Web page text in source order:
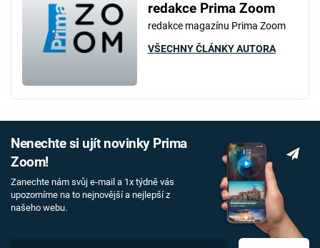
redakce Prima Zoom
redakce magazínu Prima Zoom
VŠECHNY ČLÁNKY AUTORA
Nenechte si ujít novinky Prima
Zoom!
Zanechte nám svůj e-mail a 1x týdně vás
upozorníme na to nejnovější a nejlepší z
našeho webu.